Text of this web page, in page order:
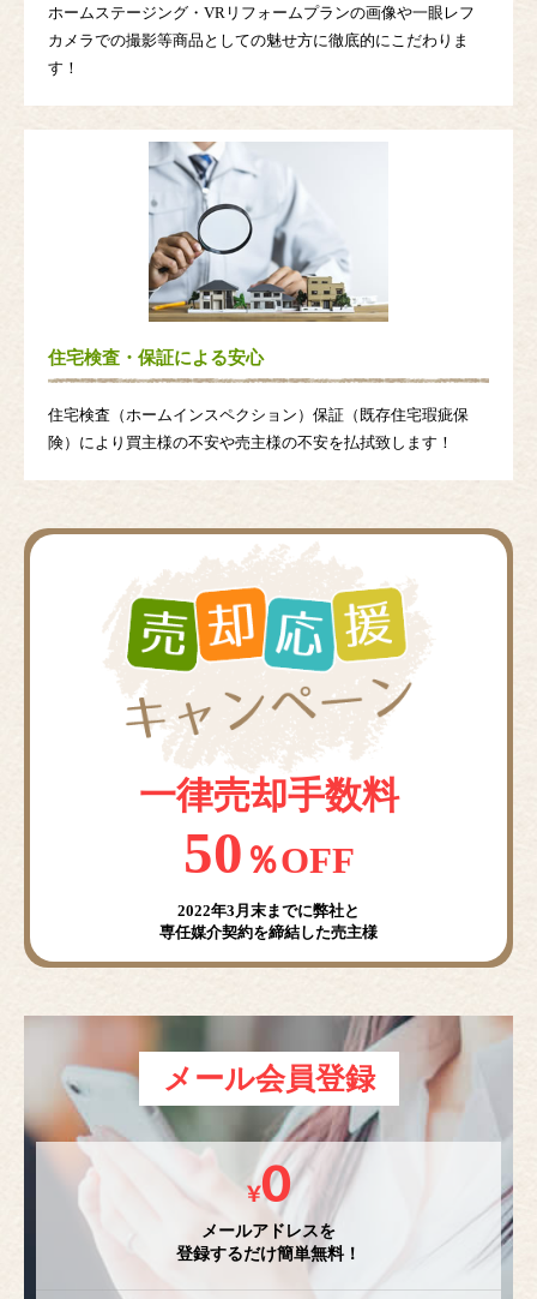
ホームステージング・VRリフォームプランの画像や一眼レフ
カメラでの撮影等商品としての魅せ方に徹底的にこだわりま
す！
住宅検査・保証による安心
住宅検査（ホームインスペクション）保証（既存住宅瑕疵保
険）により買主様の不安や売主様の不安を払拭致します！
一律売却手数料
50 ％OFF
2022年3月末までに弊社と
専任媒介契約を締結した売主様
メール会員登録
メールアドレスを
登録するだけ簡単無料！